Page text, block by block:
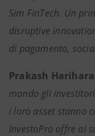
Sim FinTech. Un
disruptive
di pagamento,
Prakash
mondo gli
i loro asset stanno
InvestoPro offre ai